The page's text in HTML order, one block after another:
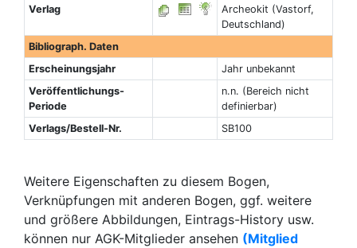
Verlag
Archeokit (Vastorf,
Deutschland)
Bibliograph. Daten
Erscheinungsjahr
Jahr unbekannt
Veröffentlichungs-
Periode
n.n. (Bereich nicht
definierbar)
Verlags/Bestell-Nr.
SB100
Weitere Eigenschaften zu diesem Bogen,
Verknüpfungen mit anderen Bogen, ggf. weitere
und größere Abbildungen, Eintrags-History usw.
können nur AGK-Mitglieder ansehen (Mitglied